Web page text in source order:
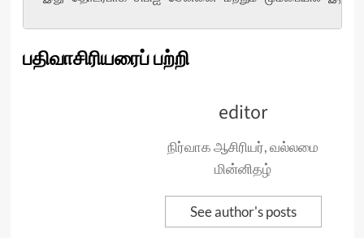
பதிவாசிரியரைப் பற்றி
editor
நிர்வாக ஆசிரியர், வல்லமை
மின்னிதழ்
See author's posts